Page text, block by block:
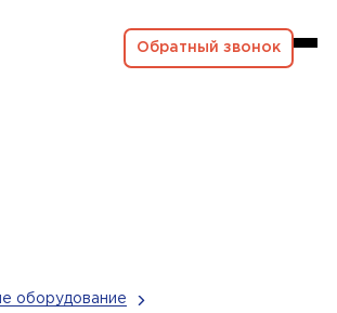
Обратный звонок
оборудование